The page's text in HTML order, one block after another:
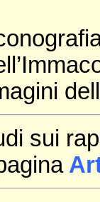
sui